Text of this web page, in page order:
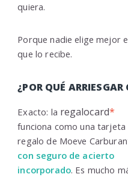
quiera.
Porque nadie elige mejor
que lo recibe.
¿POR QUÉ
Exacto: la regalocard*
funciona como una tarjeta
regalo de Moeve
con seguro de acierto
incorporado. Es mucho